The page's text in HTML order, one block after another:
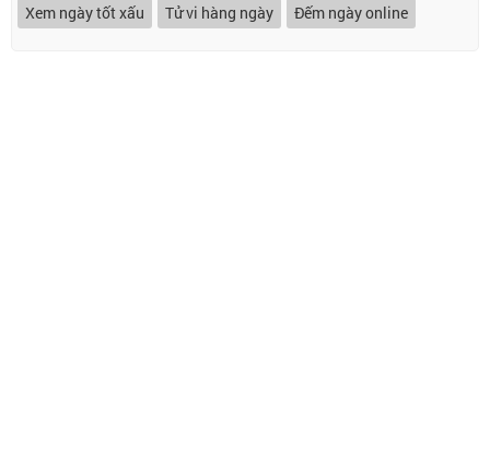
Xem ngày tốt xấu
Tử vi hàng ngày Đếm ngày online